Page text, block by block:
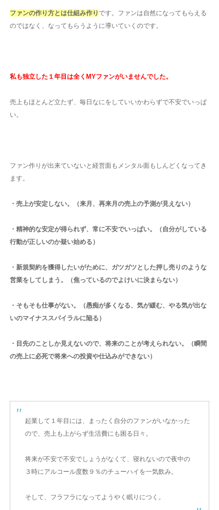
ファンの作り方とは仕組み作り です。ファンは自然になってもらえる
のではなく、なってもらうように導いていくのです。
私も独立した１年目は全くMYファンがいませんでした。
売上もほとんど立たず、毎日なにをしていいかわらずで不安でいっぱ
い。
ファン作りが出来ていないと経営面もメンタル面もしんどくなってき
ます。
・売上が安定しない。（来月、再来月の売上の予測が見えない）
・精神的な安定が得られず、常に不安でいっぱい。（自分がしている
行動が正しいのか疑い始める）
・新規契約を獲得したいがために、ガツガツとした押し売りのような
営業をしてしまう。（焦っているのでよけいに決まらない）
・そもそも仕事がない。（愚痴が多くなる、気が緩む、やる気が出な
いのマイナススパイラルに陥る）
・目先のことしか見えないので、将来のことが考えられない。（瞬間
の売上に必死で将来への投資や仕込みができない）
起業して１年目には、まったく自分のファンがいなかった
ので、売上も上がらず生活費にも困る日々。
将来が不安で不安でしょうがなくて、寝れないので夜中の
３時にアルコール度数９％のチューハイを一気飲み。
そして、フラフラになってようやく眠りにつく。